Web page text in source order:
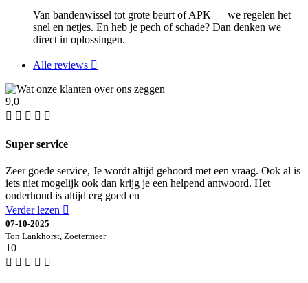
Van bandenwissel tot grote beurt of APK — we regelen het
snel en netjes. En heb je pech of schade? Dan denken we
direct in oplossingen.
Alle reviews
9,0
Super service
Zeer goede service, Je wordt altijd gehoord met een vraag. Ook al is
iets niet mogelijk ook dan krijg je een helpend antwoord. Het
onderhoud is altijd erg goed en
Verder lezen
07-10-2025
Ton Lankhorst, Zoetermeer
10